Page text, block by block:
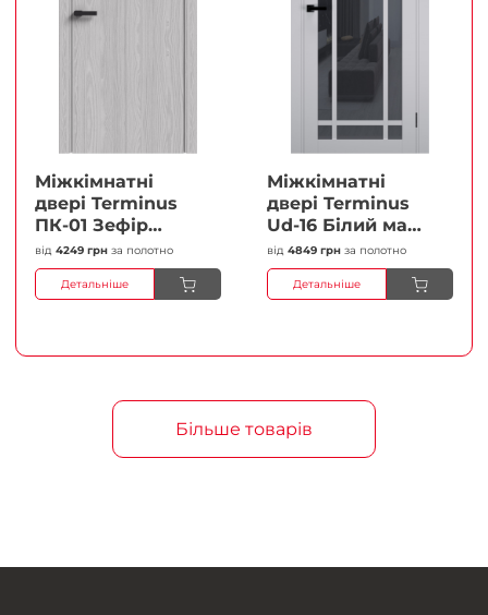
Міжкімнатні
двері Terminus
ПК-01 Зефір
Глухі Плівка
від 4249 грн за полотно
Детальніше
Міжкімнатні
двері Terminus
Ud-16 Білий мат
(Термінус) Сатин
білий Плівка
від 4849 грн за полотно
Детальніше
Більше товарів